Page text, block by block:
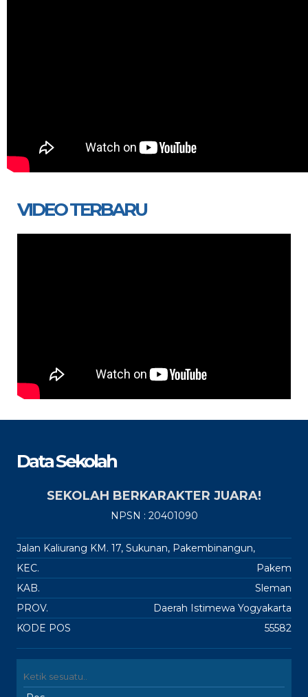
VIDEO TERBARU
Data Sekolah
SEKOLAH BERKARAKTER JUARA!
NPSN : 20401090
Jalan Kaliurang KM. 17, Sukunan, Pakembinangun,
KEC.
Pakem
KAB.
Sleman
PROV.
Daerah Istimewa Yogyakarta
KODE POS
55582